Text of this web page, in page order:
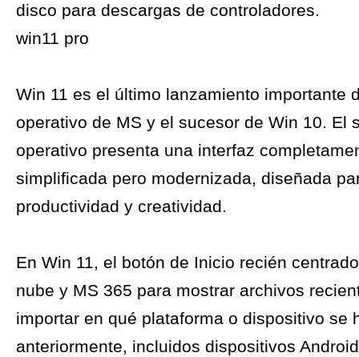
disco para descargas de controladores.
win11 pro
Win 11 es el último lanzamiento importante
operativo de MS y el sucesor de Win 10. El
operativo presenta una interfaz
simplificada pero modernizada, diseñada
productividad y creatividad.
En Win 11, el botón de Inicio recién
nube y MS 365 para mostrar archivos
importar en qué plataforma o dispositivo se
anteriormente, incluidos dispositivos